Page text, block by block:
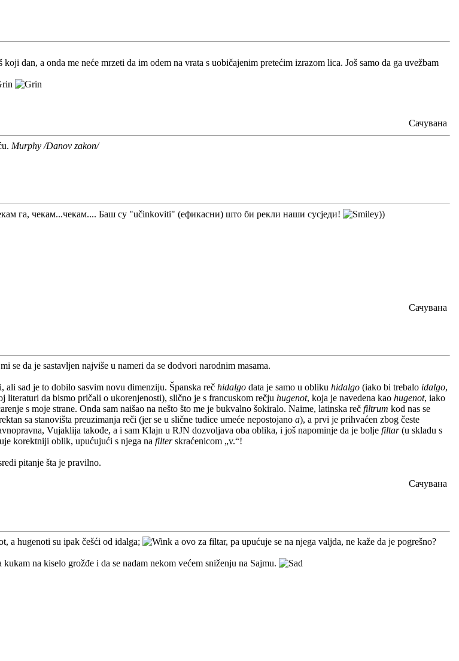
dan, a onda me neće mrzeti da im odem na vrata s uobičajenim pretećim izrazom lica. Još samo da ga uvežbam
Сачувана
Murphy /Danov zakon/
га, чекам...чекам.... Баш су "učinkoviti" (ефикасни) што би рекли наши сусједи! ))
Сачувана
se da je sastavljen najviše u nameri da se dodvori narodnim masama.
sad je to dobilo sasvim novu dimenziju. Španska reč hidalgo data je samo u obliku hidalgo (iako bi trebalo idalgo,
literaturi da bismo pričali o ukorenjenosti), slično je s francuskom rečju hugenot, koja je navedena kao hugenot, iako
s moje strane. Onda sam naišao na nešto što me je bukvalno šokiralo. Naime, latinska reč filtrum kod nas se
sa stanovišta preuzimanja reči (jer se u slične tuđice umeće nepostojano a), a prvi je prihvaćen zbog česte
Vujaklija takođe, a i sam Klajn u RJN dozvoljava oba oblika, i još napominje da je bolje filtar(u skladu s
korektniji oblik, upućujući s njega na filterskraćenicom „v.“!
pitanje šta je pravilno.
Сачувана
a hugenoti su ipak češći od idalga; a ovo za filtar, pa upućuje se na njega valjda, ne kaže da je pogrešno?
na kiselo grožđe i da se nadam nekom većem sniženju na Sajmu.